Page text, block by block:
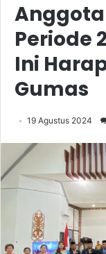
Anggota
Periode
Ini
Gumas
19 Agustus 2024